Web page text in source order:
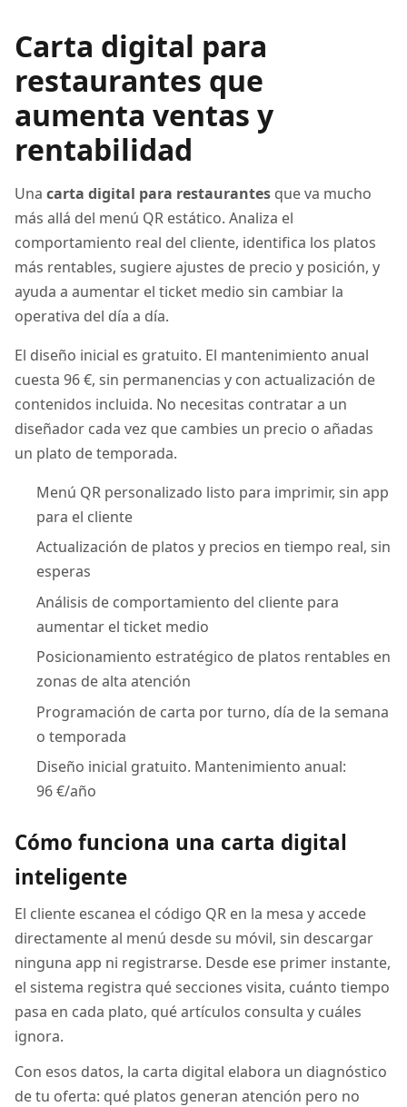
Carta digital para
restaurantes que
aumenta ventas y
rentabilidad
Una carta digital para restaurantes que va mucho
más allá del menú QR estático. Analiza el
comportamiento real del cliente, identifica los platos
más rentables, sugiere ajustes de precio y posición, y
ayuda a aumentar el ticket medio sin cambiar la
operativa del día a día.
El diseño inicial es gratuito. El mantenimiento anual
cuesta 96 €, sin permanencias y con actualización de
contenidos incluida. No necesitas contratar a un
diseñador cada vez que cambies un precio o añadas
un plato de temporada.
Menú QR personalizado listo para imprimir, sin app
para el cliente
Actualización de platos y precios en tiempo real, sin
esperas
Análisis de comportamiento del cliente para
aumentar el ticket medio
Posicionamiento estratégico de platos rentables en
zonas de alta atención
Programación de carta por turno, día de la semana
o temporada
Diseño inicial gratuito. Mantenimiento anual:
96 €/año
Cómo funciona una carta digital
inteligente
El cliente escanea el código QR en la mesa y accede
directamente al menú desde su móvil, sin descargar
ninguna app ni registrarse. Desde ese primer instante,
el sistema registra qué secciones visita, cuánto tiempo
pasa en cada plato, qué artículos consulta y cuáles
ignora.
Con esos datos, la carta digital elabora un diagnóstico
de tu oferta: qué platos generan atención pero no